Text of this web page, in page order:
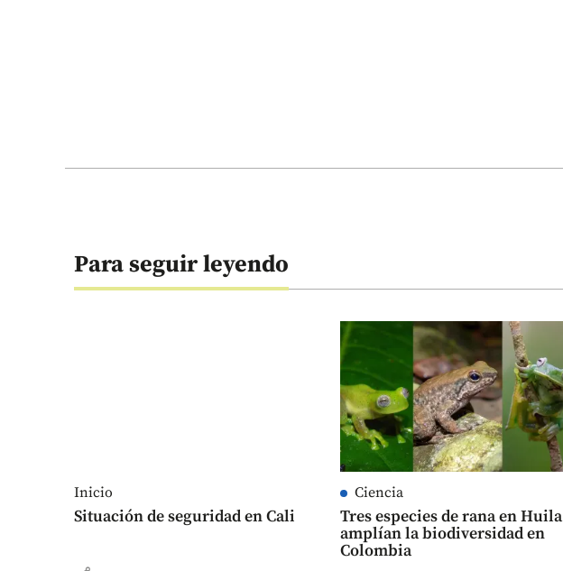
Para seguir leyendo
Inicio
Situación de seguridad en Cali
Ciencia
Tres especies de rana en Huila
amplían la biodiversidad en
Colombia